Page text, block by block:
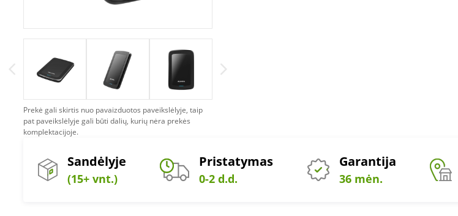
Prekė gali skirtis nuo pavaizduotos paveikslėlyje, taip
pat paveikslėlyje gali būti dalių, kurių nėra prekės
komplektacijoje.
Sandėlyje
(15+ vnt.)
Pristatymas
0-2 d.d.
Garantija
36 mėn.